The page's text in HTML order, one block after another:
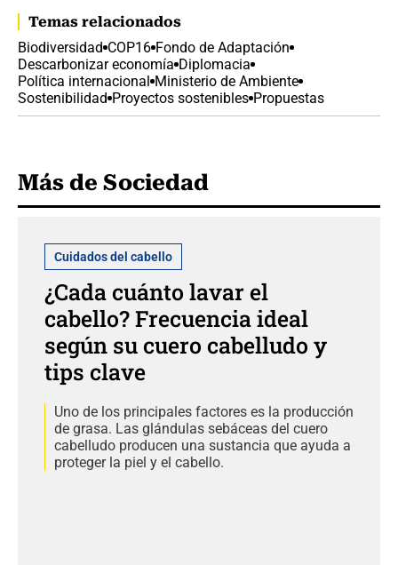
Temas relacionados
Biodiversidad COP16 Fondo de Adaptación
Descarbonizar economía Diplomacia
Política internacional Ministerio de Ambiente
Sostenibilidad Proyectos sostenibles Propuestas
Más de Sociedad
Cuidados del cabello
¿Cada cuánto lavar el
cabello? Frecuencia ideal
según su cuero cabelludo y
tips clave
Uno de los principales factores es la producción
de grasa. Las glándulas sebáceas del cuero
cabelludo producen una sustancia que ayuda a
proteger la piel y el cabello.